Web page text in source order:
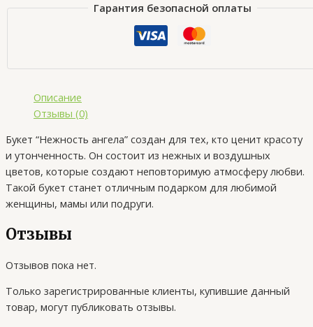
Гарантия безопасной оплаты
Описание
Отзывы (0)
Букет “Нежность ангела” создан для тех, кто ценит красоту
и утонченность. Он состоит из нежных и воздушных
цветов, которые создают неповторимую атмосферу любви.
Такой букет станет отличным подарком для любимой
женщины, мамы или подруги.
Отзывы
Отзывов пока нет.
Только зарегистрированные клиенты, купившие данный
товар, могут публиковать отзывы.